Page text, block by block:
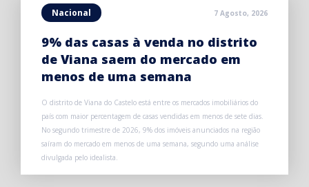
Nacional 7 Agosto, 2026
9% das casas à venda no distrito
de Viana saem do mercado em
menos de uma semana
O distrito de Viana do Castelo está entre os mercados imobiliários do
país com maior percentagem de casas vendidas em menos de sete dias.
No segundo trimestre de 2026, 9% dos imóveis anunciados na região
saíram do mercado em menos de uma semana, segundo uma análise
divulgada pelo idealista.